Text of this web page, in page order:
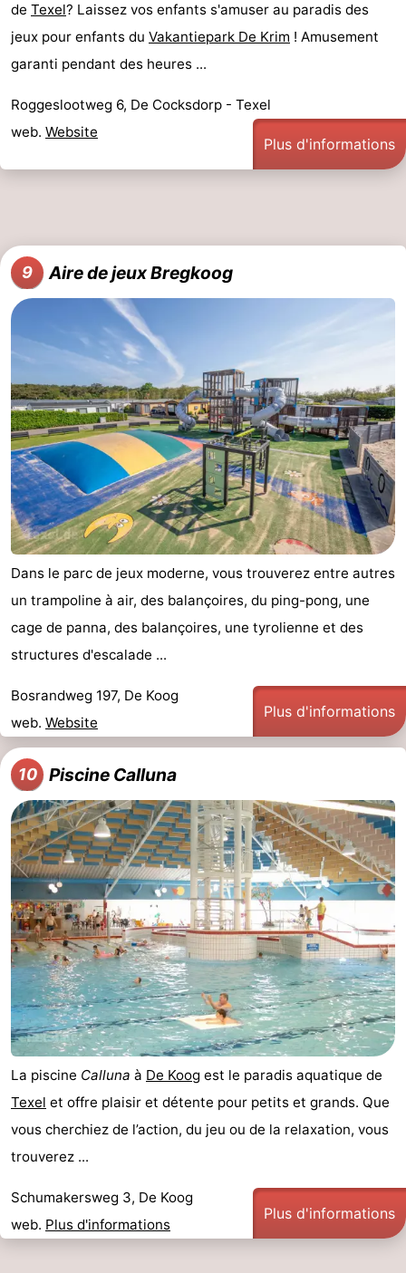
de Texel? Laissez vos enfants s'amuser au paradis des
jeux pour enfants du Vakantiepark De Krim ! Amusement
garanti pendant des heures ...
Roggeslootweg 6, De Cocksdorp - Texel
web. Website
Plus d'informations
9 Aire de jeux Bregkoog
Dans le parc de jeux moderne, vous trouverez entre autres
un trampoline à air, des balançoires, du ping-pong, une
cage de panna, des balançoires, une tyrolienne et des
structures d'escalade ...
Bosrandweg 197, De Koog
web. Website
Plus d'informations
10 Piscine Calluna
La piscine Calluna à De Koog est le paradis aquatique de
Texel et offre plaisir et détente pour petits et grands. Que
vous cherchiez de l’action, du jeu ou de la relaxation, vous
trouverez ...
Schumakersweg 3, De Koog
web. Plus d'informations
Plus d'informations